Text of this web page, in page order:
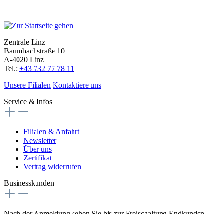
Zentrale Linz
Baumbachstraße 10
A-4020 Linz
Tel.: +43 732 77 78 11
Unsere Filialen Kontaktiere uns
Service & Infos
Filialen & Anfahrt
Newsletter
Über uns
Zertifikat
Vertrag widerrufen
Businesskunden